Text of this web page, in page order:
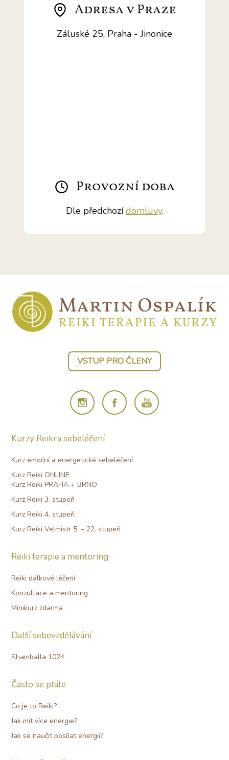
Adresa v Praze
Záluské 25, Praha - Jinonice
Provozní doba
Dle předchozídomluvy.
VSTUP PRO ČLENY
Kurzy Reiki a sebeléčení
Kurz emoční a energetické sebeléčení
Kurz Reiki ONLINE
Kurz Reiki PRAHA + BRNO
Kurz Reiki 3. stupeň
Kurz Reiki 4. stupeň
Kurz Reiki Velmistr 5. – 22. stupeň
Reiki terapie a mentoring
Reiki dálkové léčení
Konzultace a mentoring
Minikurz zdarma
Další sebevzdělávání
Shamballa 1024
Často se ptáte
Co je to Reiki?
Jak mít více energie?
Jak se naučit posílat energii?